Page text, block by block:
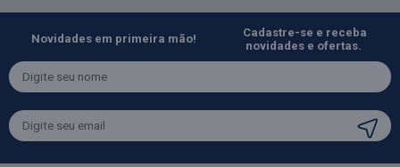
Novidades em primeira mão!
Cadastre-se e receba
novidades e ofertas.